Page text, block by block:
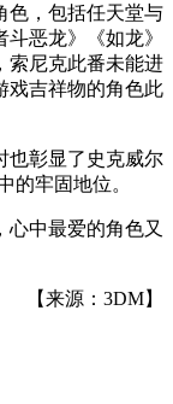
色，包括任天堂与
恶龙》《如龙》
索尼克此番未能进
吉祥物的角色此
也彰显了史克威尔
的牢固地位。
中最爱的角色又
【来源：3DM】